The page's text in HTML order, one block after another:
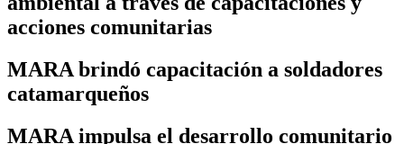
acciones comunitarias
MARA brindó capacitación a soldadores
catamarqueños
MARA impulsa el desarrollo comunitario